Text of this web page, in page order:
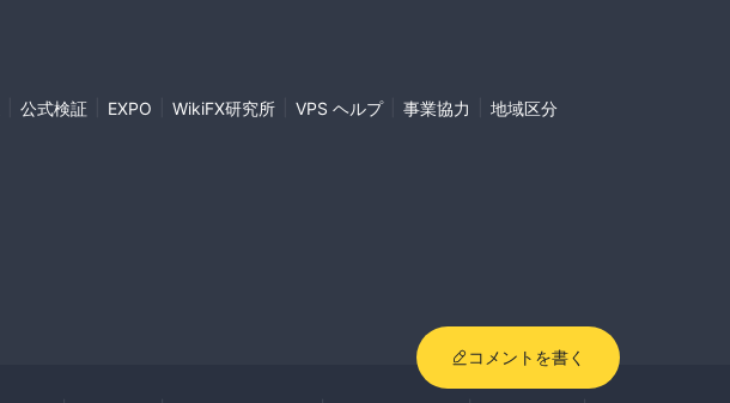
コメントを書く
公式検証 EXPO WikiFX研究所 VPS ヘルプ 事業協力 地域区分